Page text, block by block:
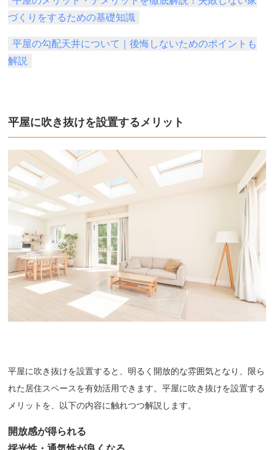
づくりをするための基礎知識
平屋の勾配天井について｜後悔しないためのポイントも
解説
平屋に吹き抜けを設置するメリット
平屋に吹き抜けを設置すると、明るく開放的な雰囲気となり、限ら
れた居住スペースを有効活用できます。平屋に吹き抜けを設置する
メリットを、以下の内容に触れつつ解説します。
開放感が得られる